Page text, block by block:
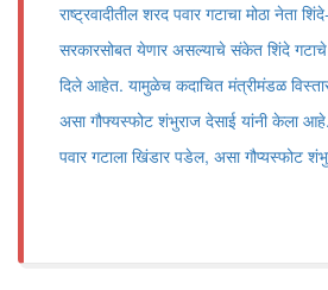
राष्ट्रवादीतील शरद पवार गटाचा मोठा नेता
सरकारसोबत येणार असल्याचे संकेत शिंदे गटाचे
दिले आहेत. यामुळेच कदाचित मंत्रीमंडळ
असा गौफ्यस्फोट शंभुराज देसाई यांनी केला
पवार गटाला खिंडार पडेल, असा गौप्यस्फोट